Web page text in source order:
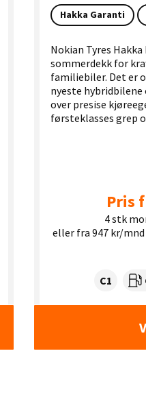
Hakka Garanti
Nokian Tyres
sommerdekk for
familiebiler. Det er
nyeste hybridbilene
over presise
førsteklasses grep
Pris
4 stk
eller fra 947 kr/
C1